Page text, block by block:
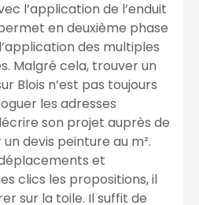
l’application de l’enduit
en deuxième phase
des multiples
Malgré cela, trouver un
Blois n’est pas toujours
les adresses
son projet auprès de
devis peinture au m².
et
clics les propositions, il
sur la toile. Il suffit de